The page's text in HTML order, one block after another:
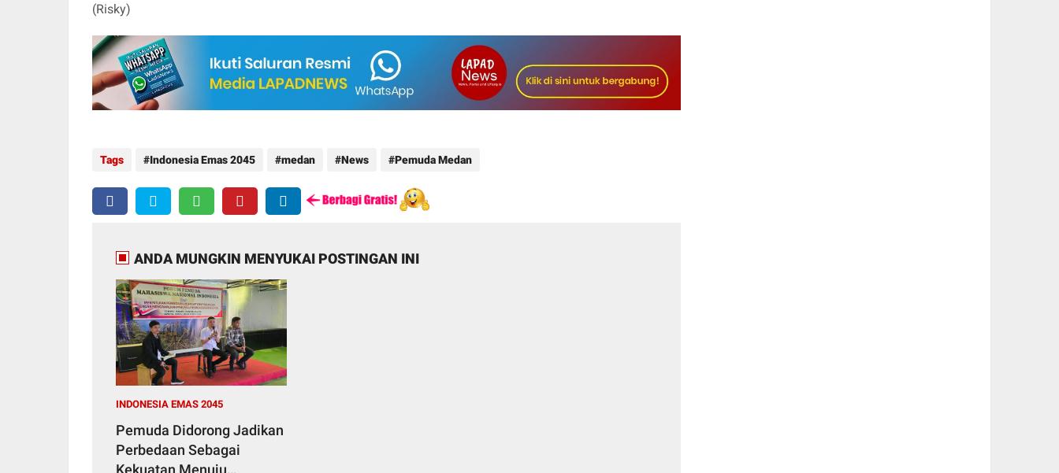
(Risky)
Tags Indonesia Emas 2045 medan News Pemuda Medan
ANDA MUNGKIN MENYUKAI POSTINGAN INI
INDONESIA EMAS 2045
Pemuda Didorong Jadikan
Perbedaan Sebagai